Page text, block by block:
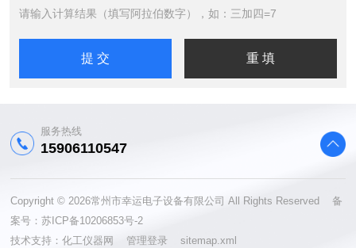
请输入计算结果（填写阿拉伯数字），如：三加四=7
服务热线
15906110547
Copyright © 2026常州市幸运电子设备有限公司 All Rights Reserved 备
案号：苏ICP备10206853号-2
技术支持：化工仪器网管理登录 sitemap.xml